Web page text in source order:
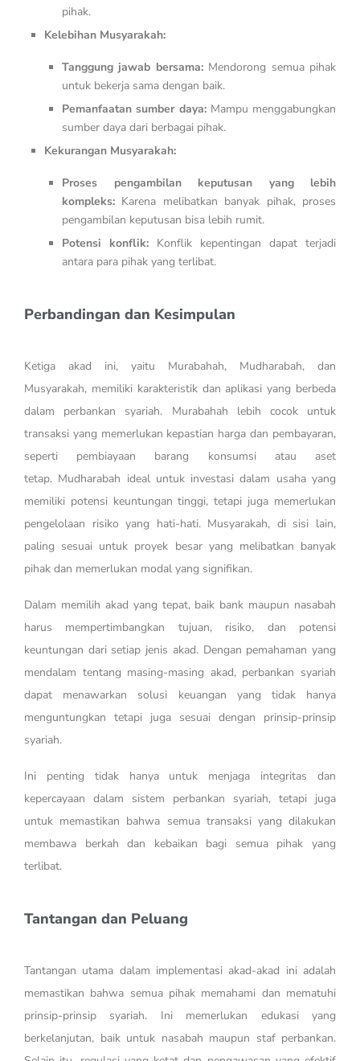
pihak.
Kelebihan Musyarakah:
Tanggung jawab bersama:Mendorong semua pihak
untuk bekerja sama dengan baik.
Pemanfaatan sumber daya:Mampu menggabungkan
sumber daya dari berbagai pihak.
Kekurangan Musyarakah:
Proses pengambilan keputusan yang lebih
kompleks: Karena melibatkan banyak pihak, proses
pengambilan keputusan bisa lebih rumit.
Potensi konflik: Konflik kepentingan dapat terjadi
antara para pihak yang terlibat.
Perbandingan dan Kesimpulan
Ketiga akad ini, yaitu Murabahah, Mudharabah, dan
Musyarakah, memiliki karakteristik dan aplikasi yang berbeda
dalam perbankan syariah. Murabahah lebih cocok untuk
transaksi yang memerlukan kepastian harga dan pembayaran,
seperti pembiayaan barang konsumsi atau aset
tetap. Mudharabah ideal untuk investasi dalam usaha yang
memiliki potensi keuntungan tinggi, tetapi juga memerlukan
pengelolaan risiko yang hati-hati. Musyarakah, di sisi lain,
paling sesuai untuk proyek besar yang melibatkan banyak
pihak dan memerlukan modal yang signifikan.
Dalam memilih akad yang tepat, baik bank maupun nasabah
harus mempertimbangkan tujuan, risiko, dan potensi
keuntungan dari setiap jenis akad. Dengan pemahaman yang
mendalam tentang masing-masing akad, perbankan syariah
dapat menawarkan solusi keuangan yang tidak hanya
menguntungkan tetapi juga sesuai dengan prinsip-prinsip
syariah.
Ini penting tidak hanya untuk menjaga integritas dan
kepercayaan dalam sistem perbankan syariah, tetapi juga
untuk memastikan bahwa semua transaksi yang dilakukan
membawa berkah dan kebaikan bagi semua pihak yang
terlibat.
Tantangan dan Peluang
Tantangan utama dalam implementasi akad-akad ini adalah
memastikan bahwa semua pihak memahami dan mematuhi
prinsip-prinsip syariah. Ini memerlukan edukasi yang
berkelanjutan, baik untuk nasabah maupun staf perbankan.